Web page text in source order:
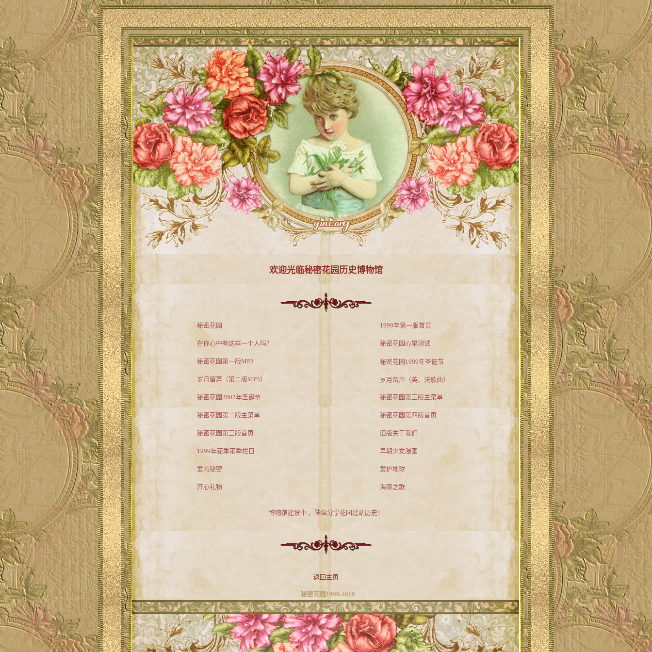
欢迎光临秘密花园历史博物馆
秘密花园 1999年第一版首页
在你心中有这样一个人吗？ 秘密花园心里测试
秘密花园第一版MP3 秘密花园1999年圣诞节
岁月留声（第二版MP3） 岁月留声（英、法歌曲）
秘密花园2003年圣诞节 秘密花园第三版主菜单
秘密花园第二版主菜单 秘密花园第四版首页
秘密花园第三版首页 旧版关于我们
1999年花季雨季栏目 早期少女漫画
爱的秘密 爱护地球
开心礼物 海豚之歌
博物馆建设中 ，陆续分享花园建站历史！
返回主页
秘密花园1999-2018